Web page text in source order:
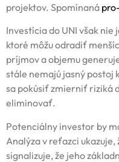
projektov. Spomínaná
Investícia do UNI však
ktoré môžu odradiť
príjmov a objemu
stále nemajú jasný postoj
sa pokúsiť zmierniť riziká
eliminovať.
Potenciálny investor by
Analýza v reťazci
signalizuje, že jeho